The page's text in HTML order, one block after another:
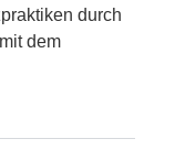
durch
dem